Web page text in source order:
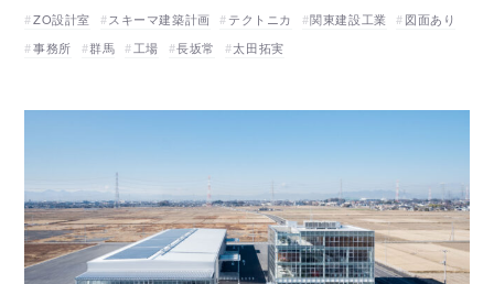
ZO設計室
スキーマ建築計画 テクトニカ 関東建設工業
図面あり
事務所
群馬 工場 長坂常 太田拓実